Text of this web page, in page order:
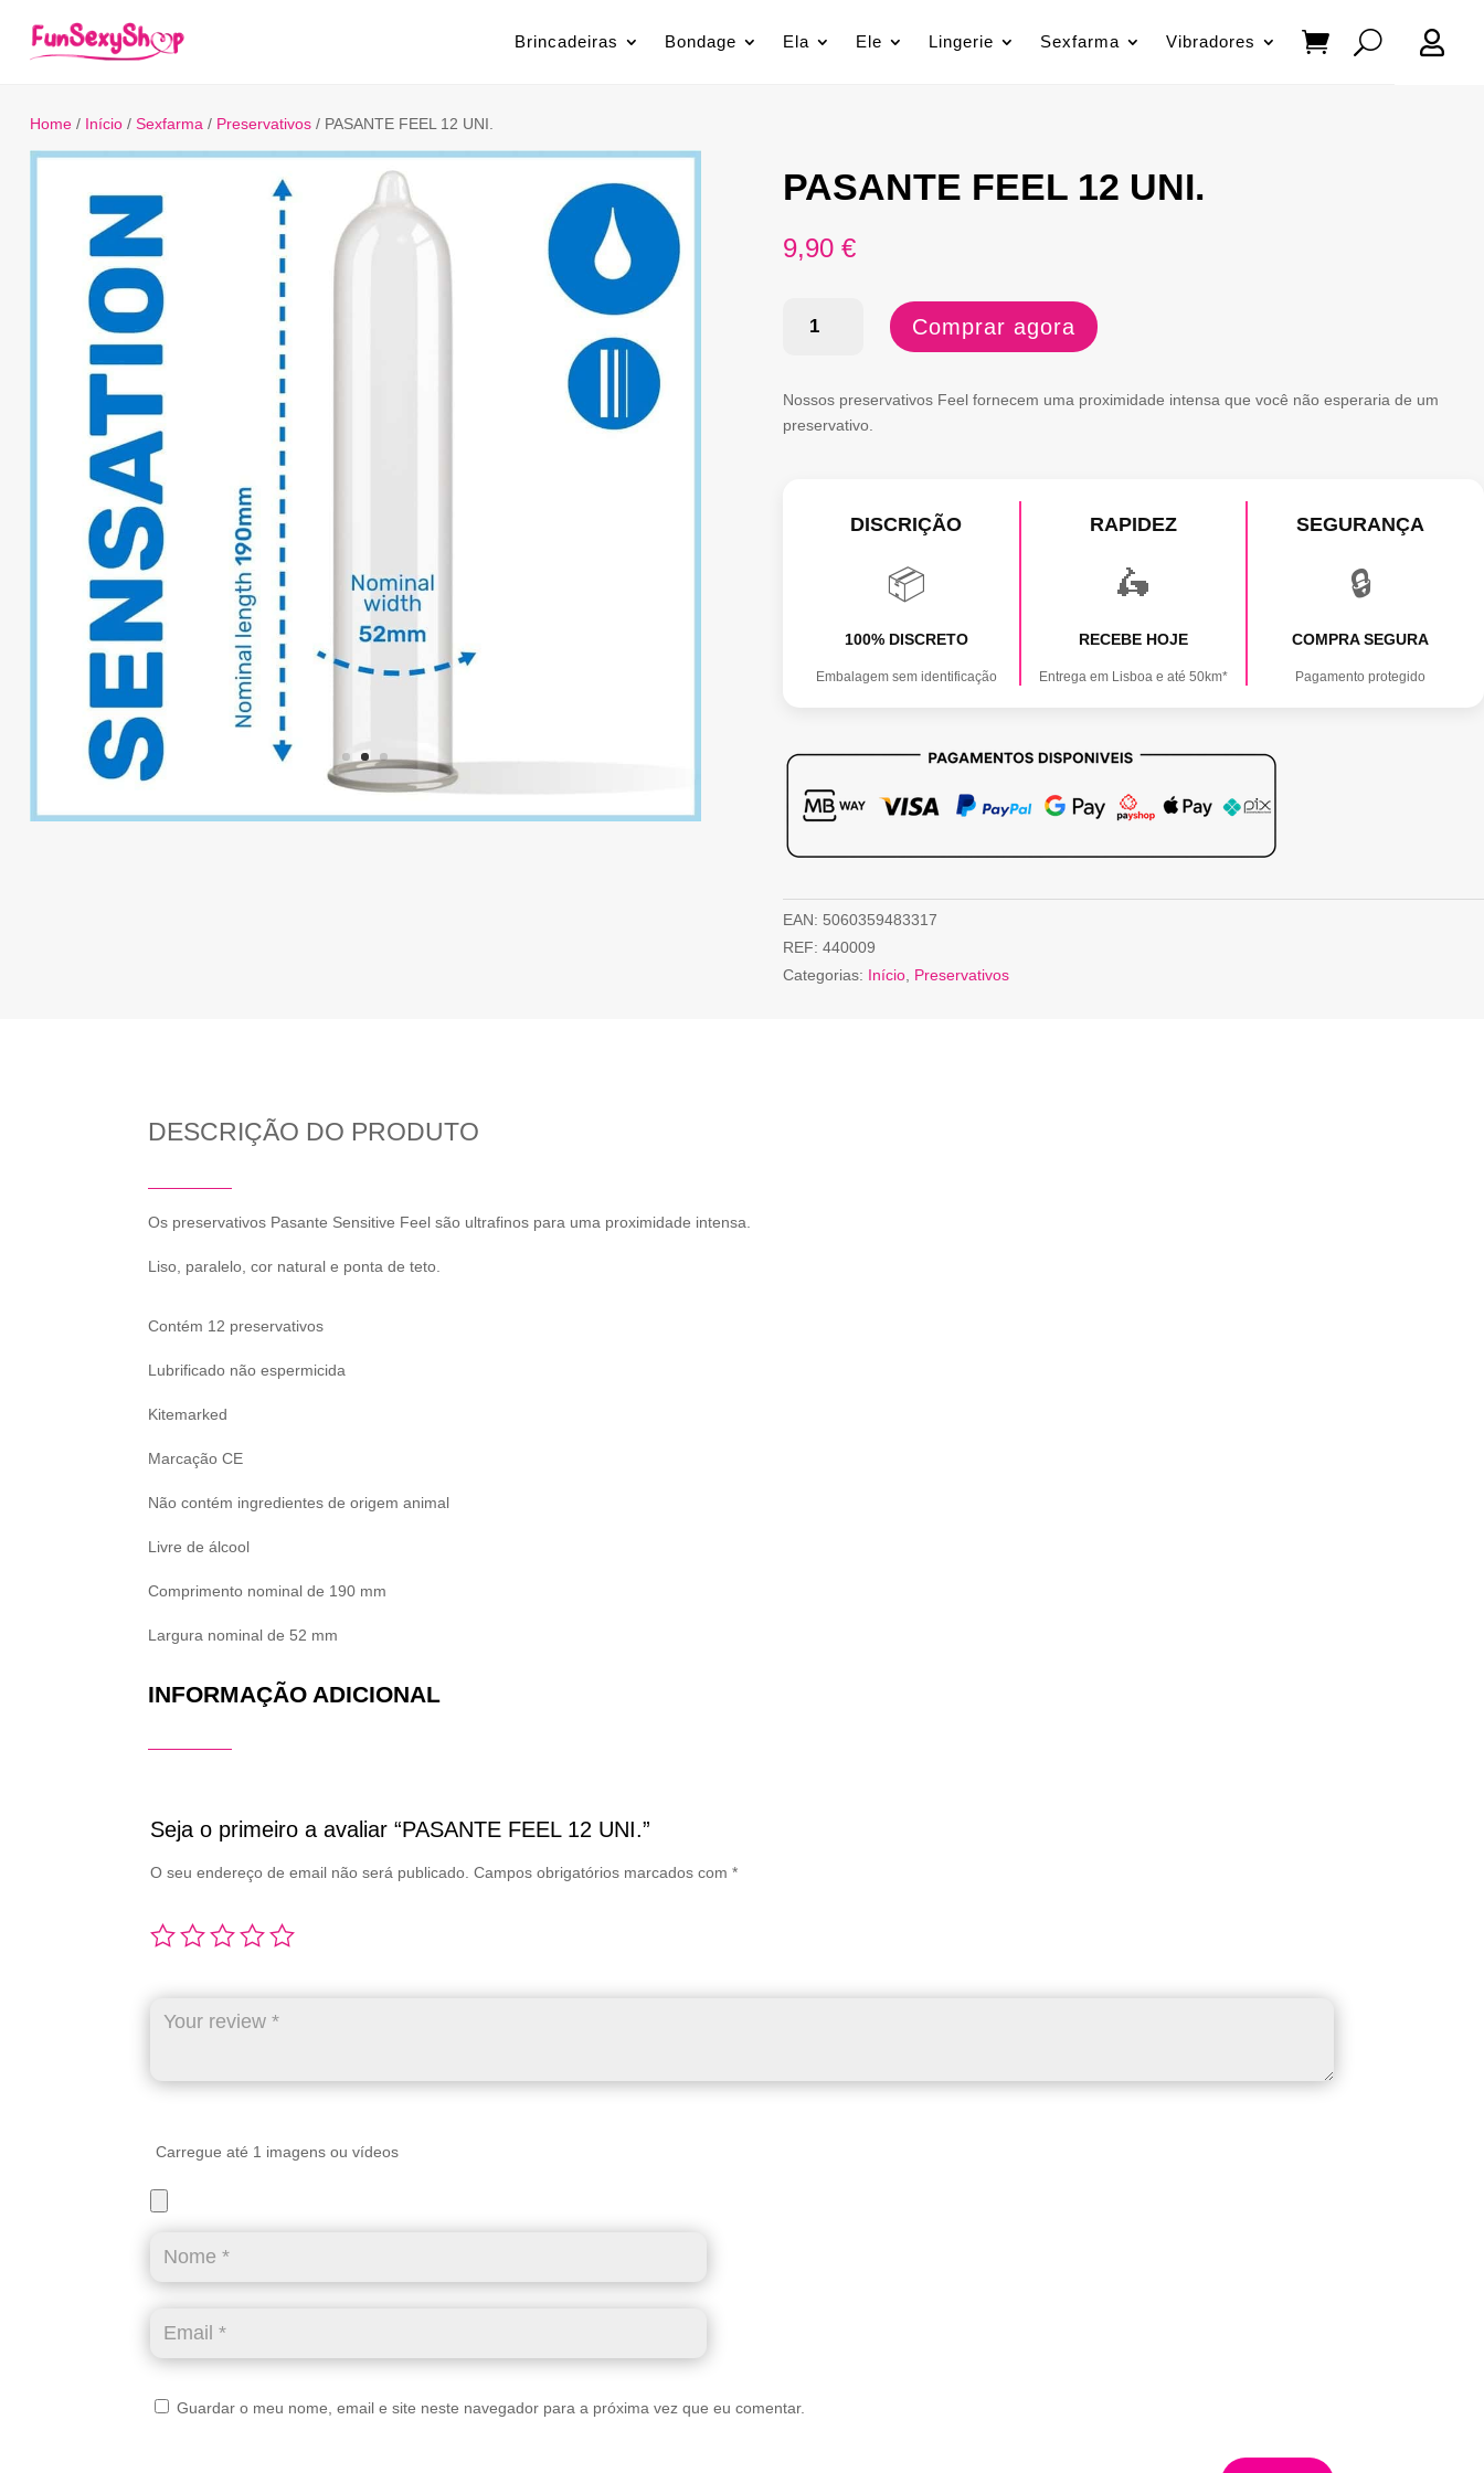
Brincadeiras Bondage Ela Ele Lingerie Sexfarma Vibradores 
Home/ Início/ Sexfarma / Preservativos/ PASANTE FEEL 12 UNI.
PASANTE FEEL 12 UNI.
9,90 €
FEEL
Comprar agora
Nossos preservativos Feel fornecem uma proximidade intensa que você não esperaria de um
preservativo.
DISCRIÇÃO
📦
100% DISCRETO
Embalagem sem identificação
RAPIDEZ
🛵
RECEBE HOJE
Entrega em Lisboa e até 50km*
SEGURANÇA
🔒
COMPRA SEGURA
Pagamento protegido
EAN: 5060359483317
REF: 440009
Categorias: Início, Preservativos
DESCRIÇÃO DO PRODUTO
Os preservativos Pasante Sensitive Feel são ultrafinos para uma proximidade intensa.
Liso, paralelo, cor natural e ponta de teto.
Contém 12 preservativos
Lubrificado não espermicida
Kitemarked
Marcação CE
Não contém ingredientes de origem animal
Livre de álcool
Comprimento nominal de 190 mm
Largura nominal de 52 mm
INFORMAÇÃO ADICIONAL
Seja o primeiro a avaliar “PASANTE FEEL 12 UNI.”
O seu endereço de email não será publicado. Campos obrigatórios marcados com*
Carregue até 1 imagens ou vídeos
Guardar o meu nome, email e site neste navegador para a próxima vez que eu comentar.